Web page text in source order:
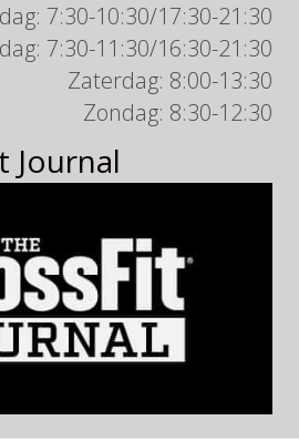
7:30-10:30/17:30-21:30
7:30-11:30/16:30-21:30
Zaterdag: 8:00-13:30
Zondag: 8:30-12:30
Journal